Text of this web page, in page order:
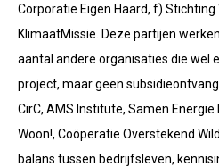
Corporatie Eigen Haard, f) Stichting
KlimaatMissie. Deze partijen
aantal andere organisaties die wel
project, maar geen
CirC, AMS Institute, Samen Energie
Woon!, Coöperatie Overstekend
balans tussen bedrijfsleven,